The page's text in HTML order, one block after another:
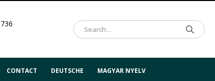
CONTACT DEUTSCHE MAGYAR NYELV